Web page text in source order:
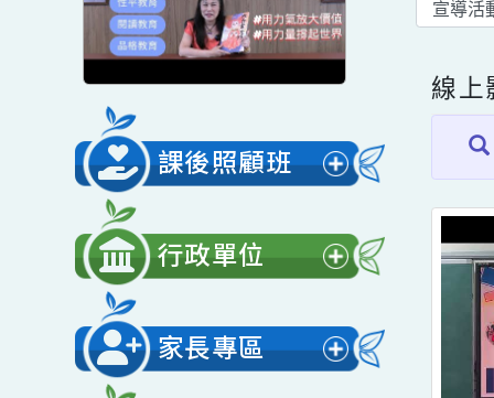
課後照顧班
展
開
選
單
展
開
線